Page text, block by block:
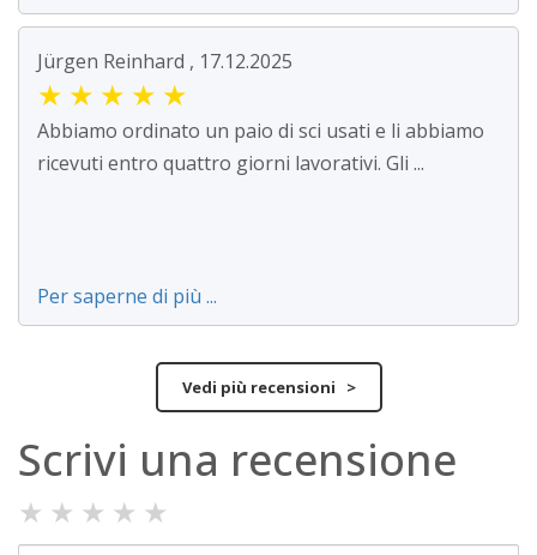
Jürgen Reinhard , 17.12.2025
★ ★ ★ ★ ★
Abbiamo ordinato un paio di sci usati e li abbiamo
ricevuti entro quattro giorni lavorativi. Gli ...
Per saperne di più ...
Vedi più recensioni >
Scrivi una recensione
★ ★ ★ ★ ★